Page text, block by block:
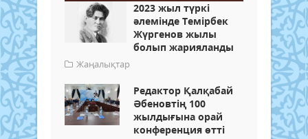
2023 жыл түркі
әлемінде Темірбек
Жүргенов жылы
болып жарияланды
Жаңалықтар
Редактор Қалқабай
Әбеновтің 100
жылдығына орай
конференция өтті